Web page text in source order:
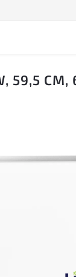
59,5 CM,